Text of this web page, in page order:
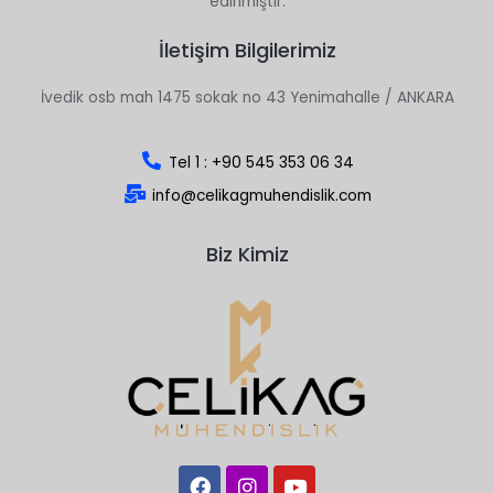
İletişim Bilgilerimiz
İvedik osb mah 1475 sokak no 43 Yenimahalle / ANKARA
Tel 1 : +90 545 353 06 34
info@celikagmuhendislik.com
Biz Kimiz